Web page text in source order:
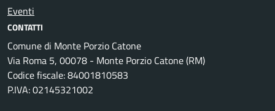
Eventi
CONTATTI
Comune di Monte Porzio Catone
Via Roma 5, 00078 - Monte Porzio Catone (RM)
Codice fiscale: 84001810583
P.IVA: 02145321002